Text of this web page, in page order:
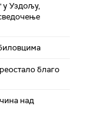
у Уздољу,
благо
над